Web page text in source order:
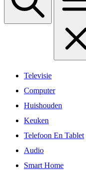
Televisie
Computer
Huishouden
Keuken
Telefoon En Tablet
Audio
Smart Home